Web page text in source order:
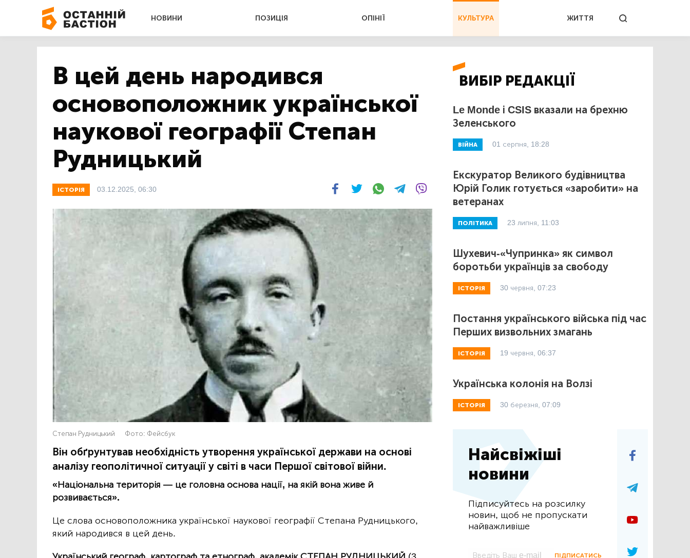
НОВИНИ ПОЗИЦІЯ ОПІНІЇ КУЛЬТУРА ЖИТТЯ
В цей день народився
основоположник української
наукової географії Степан
Рудницький
ІСТОРІЯ 03.12.2025, 06:30
Степан Рудницький Фото: Фейсбук
Він обґрунтував необхідність утворення української держави на основі
аналізу геополітичної ситуації у світі в часи Першої світової війни.
«Національна територія — це головна основа нації, на якій вона живе й
розвивається».
Це слова основоположника української наукової географії Степана Рудницького,
який народився в цей день.
ВИБІР РЕДАКЦІЇ
Le Monde і CSIS вказали на брехню
Зеленського
ВІЙНА 01 серпня, 18:28
Екскуратор Великого будівництва
Юрій Голик готується «заробити» на
ветеранах
ПОЛІТИКА 23 липня, 11:03
Шухевич-«Чупринка» як символ
боротьби українців за свободу
ІСТОРІЯ 30 червня, 07:23
Постання українського війська під час
Перших визвольних змагань
ІСТОРІЯ 19 червня, 06:37
Українська колонія на Волзі
ІСТОРІЯ 30 березня, 07:09
Найсвіжіші
новини
Підписуйтесь на розсилку
новин, щоб не пропускати
найважливіше
ПІДПИСАТИСЬ